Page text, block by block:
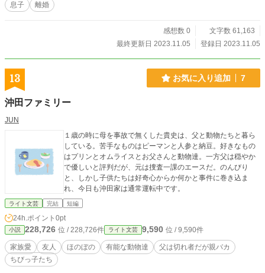
息子
離婚
感想数 0
文字数 61,163
最終更新日 2023.11.05
登録日 2023.11.05
13 お気に入り追加 7
沖田ファミリー
JUN
１歳の時に母を事故で無くした貴史は、父と動物たちと暮ら
している。苦手なものはピーマンと人参と納豆。好きなもの
はプリンとオムライスとお父さんと動物達。一方父は穏やか
で優しいと評判だが、元は捜査一課のエースだ。のんびり
と、しかし子供たちは好奇心からか何かと事件に巻き込ま
れ、今日も沖田家は通常運転中です。
ライト文芸 完結 短編
24h.ポイント 0pt
小説 228,726 位 / 228,726件 ライト文芸 9,590 位 / 9,590件
家族愛 友人 ほのぼの 有能な動物達
父は切れ者だが親バカ
ちびっ子たち